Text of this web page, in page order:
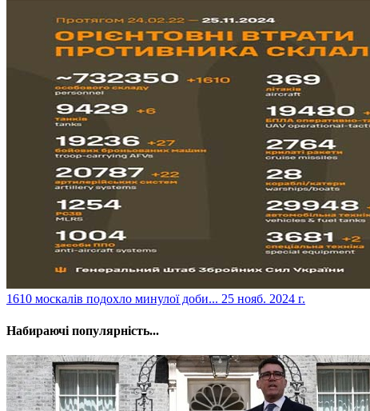
​1610 москалів подохло минулої доби... 25 нояб. 2024 г.
Набираючі популярність...